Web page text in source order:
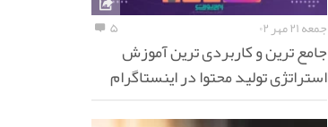
جمعه ۲۱ مهر ۰۲ ۵
جامع ترین و کاربردی ترین آموزش
استراتژی تولید محتوا در اینستاگرام